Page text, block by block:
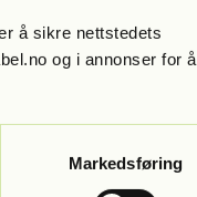
å sikre nettstedets
og i annonser for å
Markedsføring